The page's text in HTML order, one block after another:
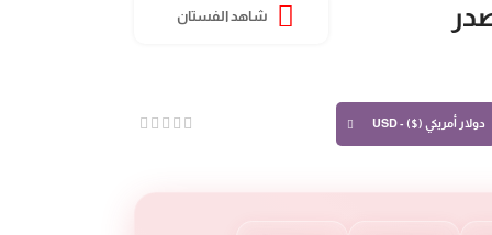
شاهد الفستان
دولار أمريكي ($) - USD